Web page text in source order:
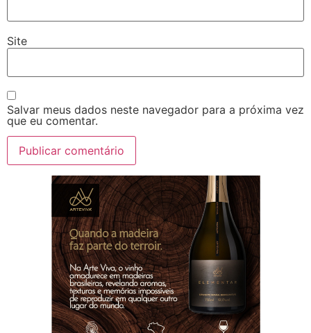
Site
Salvar meus dados neste navegador para a próxima vez
que eu comentar.